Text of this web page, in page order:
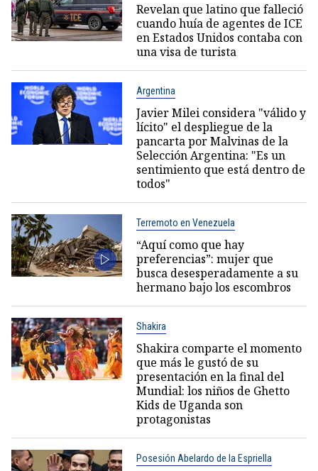
Revelan que latino que falleció
cuando huía de agentes de ICE
en Estados Unidos contaba con
una visa de turista
Argentina
Javier Milei considera "válido y
lícito" el despliegue de la
pancarta por Malvinas de la
Selección Argentina: "Es un
sentimiento que está dentro de
todos"
Terremoto en Venezuela
“Aquí como que hay
preferencias”: mujer que
busca desesperadamente a su
hermano bajo los escombros
Shakira
Shakira comparte el momento
que más le gustó de su
presentación en la final del
Mundial: los niños de Ghetto
Kids de Uganda son
protagonistas
Posesión Abelardo de la Espriella